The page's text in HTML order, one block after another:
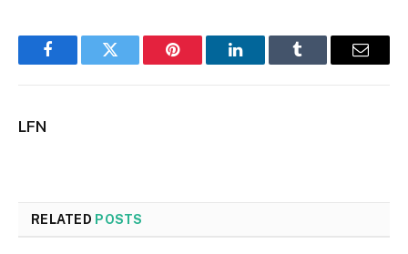
FacebookTwitter Pinterest LinkedInTumblr Email
LFN
RELATED POSTS